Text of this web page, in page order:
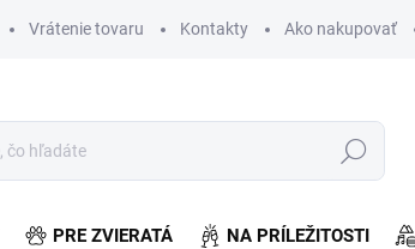
Vrátenie tovaru Kontakty Ako nakupovať
Hľadať
PRE ZVIERATÁ NA PRÍLEŽITOSTI